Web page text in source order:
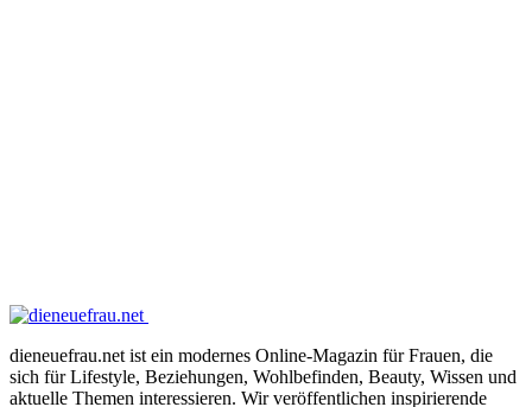
dieneuefrau.net ist ein modernes Online-Magazin für Frauen, die
sich für Lifestyle, Beziehungen, Wohlbefinden, Beauty, Wissen und
aktuelle Themen interessieren. Wir veröffentlichen inspirierende